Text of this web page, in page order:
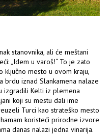
stanovnika, ali će meštani
„Idem u varoš!“ To je zato
ključno mesto u ovom kraju,
brdu iznad Slankamena nalaze
izgradili Kelti iz plemena
koji su mestu dali ime
Turci kao strateško mesto
koristeći prirodne izvore
danas nalazi jedna vinarija.